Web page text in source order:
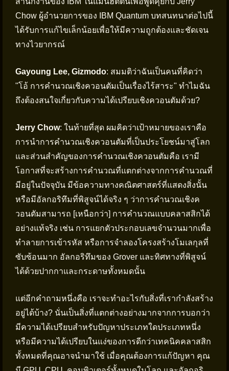
Chow ผู้อำนวยการของ IBM Quantum บทสนทนาต่อไปนี้
ได้รับการแก้ไขเล็กน้อยเพื่อให้มีความถูกต้องและชัดเจน
ทางไวยากรณ์
Gayoung Lee, Gizmodo: สมมติว่าฉันเป็นคนที่คิดว่า
"โอ้ การคำนวณเชิงควอนตัมเป็นเรื่องไร้สาระ" ทำไมฉัน
ถึงต้องสนใจเกี่ยวกับความได้เปรียบเชิงควอนตัมด้วย?
Jerry Chow: ในท้ายที่สุด ผมคิดว่าเป้าหมายของเราคือ
การนำการคำนวณเชิงควอนตัมที่เป็นประโยชน์มาสู่โลก
และส่วนสำคัญของการคำนวณเชิงควอนตัมคือ เรามี
โอกาสที่จะสร้างการคำนวณที่แตกต่างจากการคำนวณที่
มีอยู่ในปัจจุบัน มีข้อความทางคณิตศาสตร์ที่แสดงสิ่งนั้น
หรือมีอัลกอริทึมที่พิสูจน์ได้จริง ๆ ว่าการคำนวณเชิงค
วอนตัมสามารถ [เหนือกว่า] การคำนวณแบบคลาสสิกได้
อย่างแท้จริง เช่น การแยกตัวประกอบเลขจำนวนมากเพื่อ
ทำลายการเข้ารหัส หรือการจำลองโครงสร้างโมเลกุลที่
ซับซ้อนมาก อัลกอริทึมของ Grover และทิศทางที่พิสูจน์
ได้ด้วยปากกาและกระดาษทั้งหมดนั้น
แต่อีกคำถามหนึ่งคือ เราจะทำอะไรกับสิ่งที่เรากำลังสร้าง
อยู่ได้บ้าง? นั่นเป็นสิ่งที่แตกต่างอย่างมากจากการบอกว่า
มีความได้เปรียบสำหรับปัญหาประเภทใดประเภทหนึ่ง
หรือมีความได้เปรียบในแง่ของการดีกว่าเทคนิคคลาสสิก
ทั้งหมดที่คุณอาจนำมาใช้ เมื่อคุณต้องการแก้ปัญหา คุณ